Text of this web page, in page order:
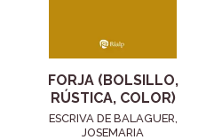
FORJA (BOLSILLO,
RÚSTICA, COLOR)
ESCRIVA DE BALAGUER,
JOSEMARIA